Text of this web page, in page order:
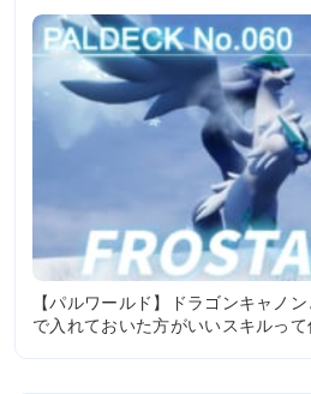
【パルワールド】ドラゴンキャノ
で入れておいた方がいいスキルっ